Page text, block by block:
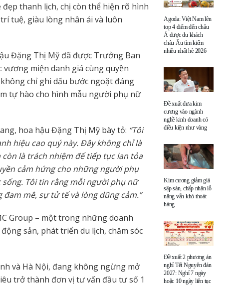
thanh lịch, chị còn thể hiện rõ hình
tuệ, giàu lòng nhân ái và luôn
Đặng Thị Mỹ đã được Trưởng Ban
miện danh giá cùng quyền
chỉ ghi dấu bước ngoặt đáng
tự hào cho hình mẫu người phụ nữ
hoa hậu Đặng Thị Mỹ bày tỏ: “Tôi
hiệu cao quý này. Đây không chỉ là
là trách nhiệm để tiếp tục lan tỏa
cảm hứng cho những người phụ
Tôi tin rằng mỗi người phụ nữ
mê, sự tử tế và lòng dũng cảm.”
Group – một trong những doanh
sản, phát triển du lịch, chăm sóc
và Hà Nội, đang không ngừng mở
trở thành đơn vị tư vấn đầu tư số 1
Agoda: Việt Nam lên
top 4 điểm đến châu
Á được du khách
châu Âu tìm kiếm
nhiều nhất hè 2026
Đề xuất đưa kim
cương vào ngành
nghề kinh doanh có
điều kiện như vàng
Kim cương giảm giá
sập sàn, chấp nhận lỗ
nặng vẫn khó thoát
hàng
Đề xuất 2 phương án
nghỉ Tết Nguyên đán
2027: Nghỉ 7 ngày
hoặc 10 ngày liên tục